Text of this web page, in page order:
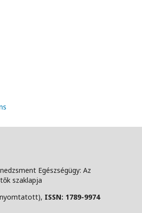
Egészségügy: Az
szaklapja
ISSN: 1789-9974